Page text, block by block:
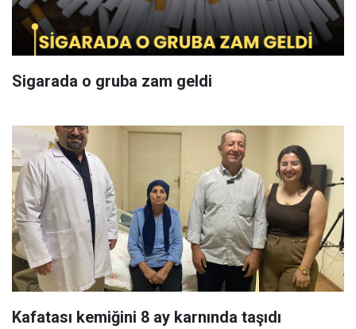
Sigarada o gruba zam geldi
Kafatası kemiğini 8 ay karnında taşıdı